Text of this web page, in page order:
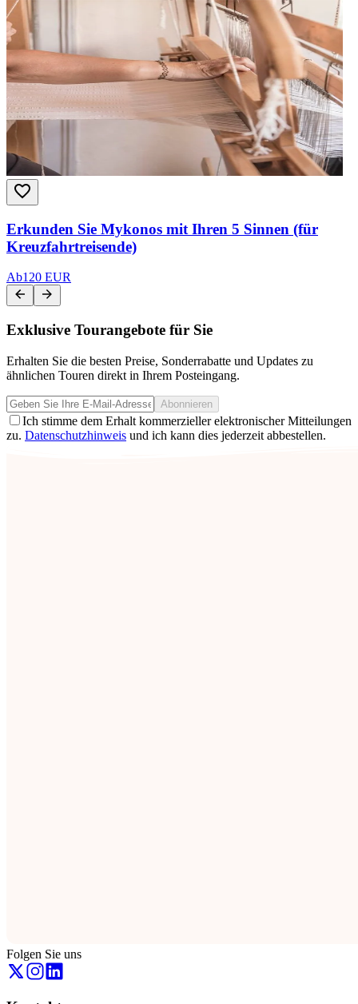
Erkunden Sie Mykonos mit Ihren 5 Sinnen (für
Kreuzfahrtreisende)
Ab120 EUR
Exklusive Tourangebote für Sie
Erhalten Sie die besten Preise, Sonderrabatte und Updates zu
ähnlichen Touren direkt in Ihrem Posteingang.
Abonnieren
Ich stimme dem Erhalt kommerzieller elektronischer Mitteilungen
zu. Datenschutzhinweis und ich kann dies jederzeit abbestellen.
Folgen Sie uns